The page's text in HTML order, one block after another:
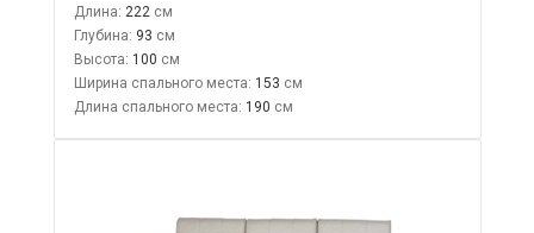
Длина: 222
Глубина: 93
Высота: 100
Ширина спального места: 153
Длина спального места: 190